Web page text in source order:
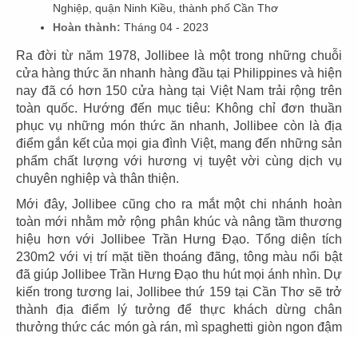
Nghiệp, quận Ninh Kiều, thành phố Cần Thơ
Hoàn thành: Tháng 04 - 2023
Ra đời từ năm 1978, Jollibee là một trong những chuỗi
cửa hàng thức ăn nhanh hàng đầu tại Philippines và hiện
nay đã có hơn 150 cửa hàng tại Việt Nam trải rộng trên
toàn quốc. Hướng đến mục tiêu: Không chỉ đơn thuần
phục vụ những món thức ăn nhanh, Jollibee còn là địa
điểm gắn kết của mọi gia đình Việt, mang đến những sản
phẩm chất lượng với hương vị tuyệt vời cùng dịch vụ
chuyên nghiệp và thân thiện.
Mới đây, Jollibee cũng cho ra mắt một chi nhánh hoàn
toàn mới nhằm mở rộng phân khúc và nâng tầm thương
hiệu hơn với Jollibee Trần Hưng Đạo. Tổng diện tích
230m2 với vị trí mặt tiền thoáng đãng, tông màu nổi bật
đã giúp Jollibee Trần Hưng Đạo thu hút mọi ánh nhìn. Dự
kiến trong tương lai, Jollibee thứ 159 tại Cần Thơ sẽ trở
thành địa điểm lý tưởng để thực khách dừng chân
thưởng thức các món gà rán, mì spaghetti giòn ngon đậm
01
HIGHLANDS
CN Cát Lái
02
HIGHLANDS
CN Sunwah Pearl
03
PHÊ LA
CN Biên Hòa
04
KATINAT
CN 3/2